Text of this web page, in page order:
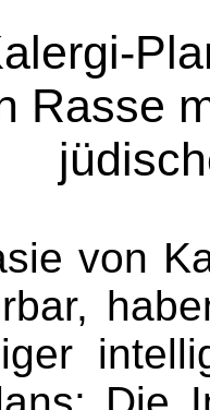
Rasse
von